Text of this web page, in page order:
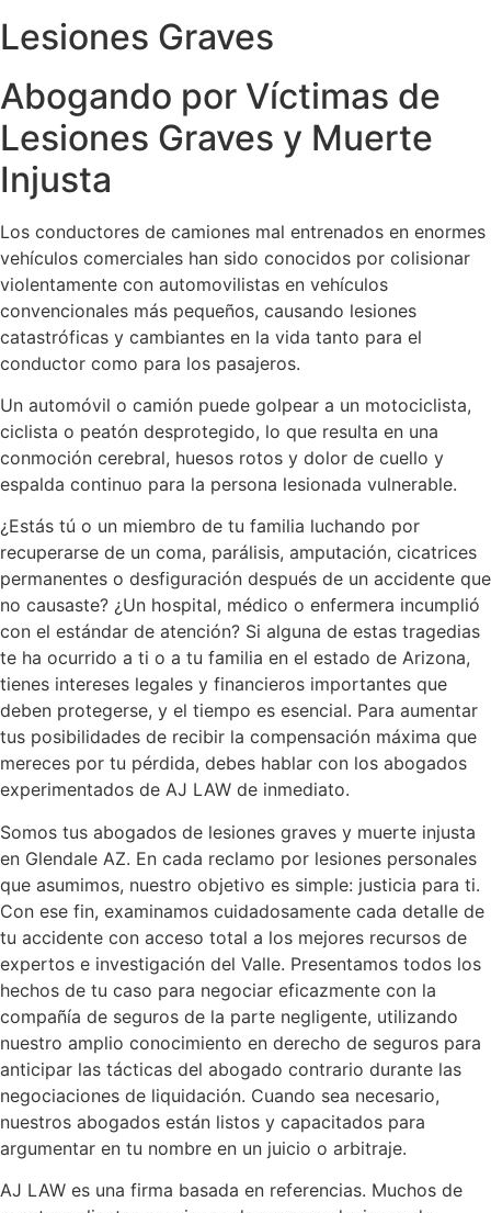
Lesiones Graves
Abogando por Víctimas de
Lesiones Graves y Muerte
Injusta
Los conductores de camiones mal entrenados en enormes
vehículos comerciales han sido conocidos por colisionar
violentamente con automovilistas en vehículos
convencionales más pequeños, causando lesiones
catastróficas y cambiantes en la vida tanto para el
conductor como para los pasajeros.
Un automóvil o camión puede golpear a un motociclista,
ciclista o peatón desprotegido, lo que resulta en una
conmoción cerebral, huesos rotos y dolor de cuello y
espalda continuo para la persona lesionada vulnerable.
¿Estás tú o un miembro de tu familia luchando por
recuperarse de un coma, parálisis, amputación, cicatrices
permanentes o desfiguración después de un accidente que
no causaste? ¿Un hospital, médico o enfermera incumplió
con el estándar de atención? Si alguna de estas tragedias
te ha ocurrido a ti o a tu familia en el estado de Arizona,
tienes intereses legales y financieros importantes que
deben protegerse, y el tiempo es esencial. Para aumentar
tus posibilidades de recibir la compensación máxima que
mereces por tu pérdida, debes hablar con los abogados
experimentados de AJ LAW de inmediato.
Somos tus abogados de lesiones graves y muerte injusta
en Glendale AZ. En cada reclamo por lesiones personales
que asumimos, nuestro objetivo es simple: justicia para ti.
Con ese fin, examinamos cuidadosamente cada detalle de
tu accidente con acceso total a los mejores recursos de
expertos e investigación del Valle. Presentamos todos los
hechos de tu caso para negociar eficazmente con la
compañía de seguros de la parte negligente, utilizando
nuestro amplio conocimiento en derecho de seguros para
anticipar las tácticas del abogado contrario durante las
negociaciones de liquidación. Cuando sea necesario,
nuestros abogados están listos y capacitados para
argumentar en tu nombre en un juicio o arbitraje.
AJ LAW es una firma basada en referencias. Muchos de